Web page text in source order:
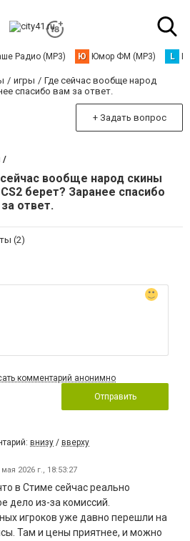
Радио (MP3) Ю Юмор ФМ (MP3) L
игры
Где сейчас вообще народ
спасибо вам за ответ.
+ Задать вопрос
/
вообще народ скины
берет? Заранее спасибо
ответ.
(2)
комментарий анонимно
Отправить
внизу / вверху
мая 2026 г., 18:53:27
в Стиме сейчас реально
дело из-за комиссий.
игроков уже давно перешли на
Там и цены приятнее, и можно